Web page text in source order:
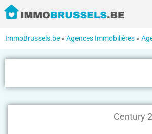
ImmoBrussels.be » Agences Immobilières »
Century